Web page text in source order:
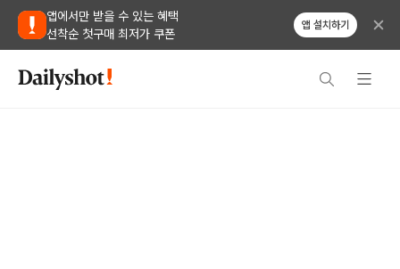
앱에서만 받을 수 있는 혜택
선착순 첫구매 최저가 쿠폰
앱 설치하기